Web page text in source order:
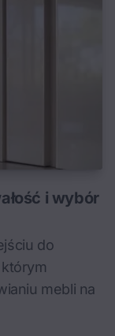
i wybór
do
mebli na